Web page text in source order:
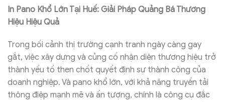
In Pano Khổ Lớn Tại Huế: Giải Pháp Quảng Bá Thương
Hiệu Hiệu Quả
Trong bối cảnh thị trường cạnh tranh ngày càng gay
gắt, việc xây dựng và củng cố nhận diện thương hiệu trở
thành yếu tố then chốt quyết định sự thành công của
doanh nghiệp. Và pano khổ lớn, với khả năng truyền tải
thông điệp mạnh mẽ và ấn tượng, chính là công cụ đắc